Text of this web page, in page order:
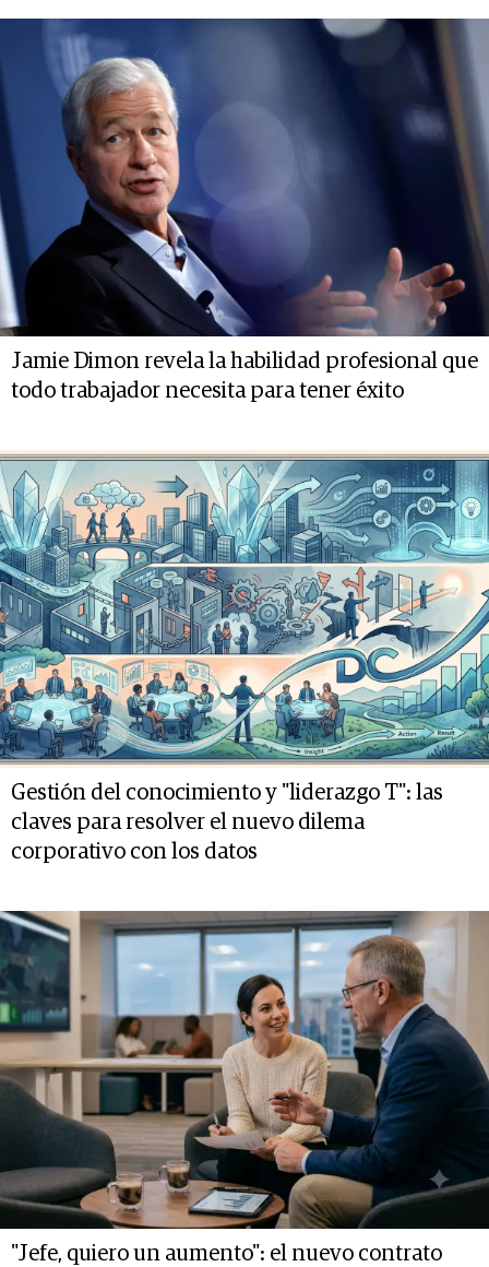
Jamie Dimon revela la habilidad profesional que
todo trabajador necesita para tener éxito
Gestión del conocimiento y "liderazgo T": las
claves para resolver el nuevo dilema
corporativo con los datos
"Jefe, quiero un aumento": el nuevo contrato